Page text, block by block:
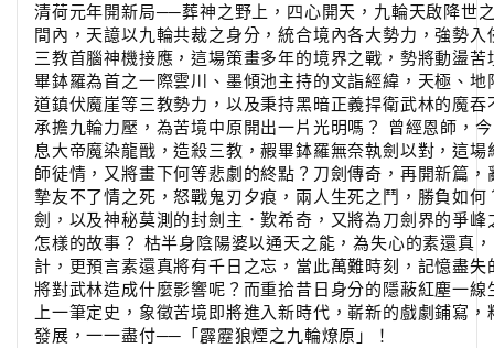
清荷元年開新局──葬神之野上，四心開天，九輪天啟降世
間內，天譩以九輪共裁之身分，統合境內各大勢力，強勢入
三教首腦神機接應，這場策畫多年的境界之戰，勢將動盪苦
畢鉢羅為首之一際雲川、墨傾池主持的文詣經緯，天極、地
道鎮伏魔崖等三教勢力，以及秉持黑暗正義捍衛武林的魔吞
承擔九輪力壓，為苦境中原開出一片光明嗎？ 曾經恩師，
息大帝魔染龍戩，造殺三教，赮畢鉢羅無奈執劍以對，這場
師徒情，又將畫下何等悲劇的終點？刀劍傳奇，再開新篇，
摯友不了情之死，怒戰鬼刃夕痕，兩人生死之鬥，勝負如何
劍，以及神秘莫測的封劍主．歎希奇，又將為刀劍界的爭峰
怎樣的故事？ 枯半身陰陽婆以通天之能，為失心的素還真
計，更預言素還真將有千日之忘，當此萬難時刻，記憶盡失
將對武林造成什麼影響呢？而重拾昔日身分的隱蔽紅塵一線
上一筆定史，象徵苦境即將進入新時代，嶄新的戲劇鋪寫，
發展，一一盡付──「霹靂狼煙之九輪燎原」！